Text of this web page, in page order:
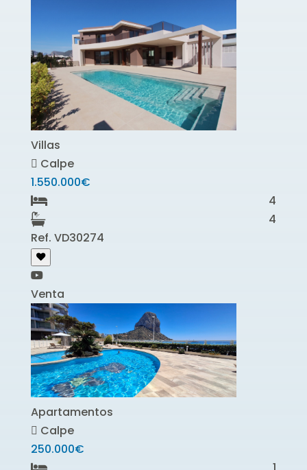
Villas
Calpe
1.550.000€
4
4
Ref. VD30274
Venta
Apartamentos
Calpe
250.000€